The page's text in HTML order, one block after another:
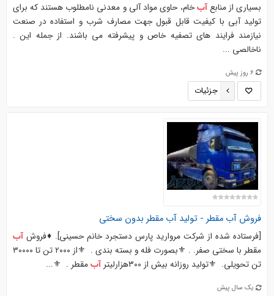
بسیاری از منابعآبخام، حاوی مواد آلی و معدنی نامطلوب هستند که برای
تولید آبی با کیفیت قابل قبول جهت مصارف شرب و استفاده در صنعت
نیازمند فرایند های تصفیه خاص و پیشرفته می باشند. از جمله این .
ناخالصی ...
6 روز پیش
جزئیات
فروش آب مقطر - تولید آب مقطر بدون سختی
[فرستاده شده از شرکت مروارید پارس دستجرد خانم حسینی]. ♦️فروشآب
مقطر با سختی صفر. . ⚜️بصورت فله و بسته بندی . ‌ ⚜️از ۲۰۰۰ تن تا ۳۰۰۰۰
تن تحویلی. ‌ ⚜️تولید روزانه بیش از ۳۰۰هزارلیتر
آبمقطر . ‌ ⚜...
یک سال پیش